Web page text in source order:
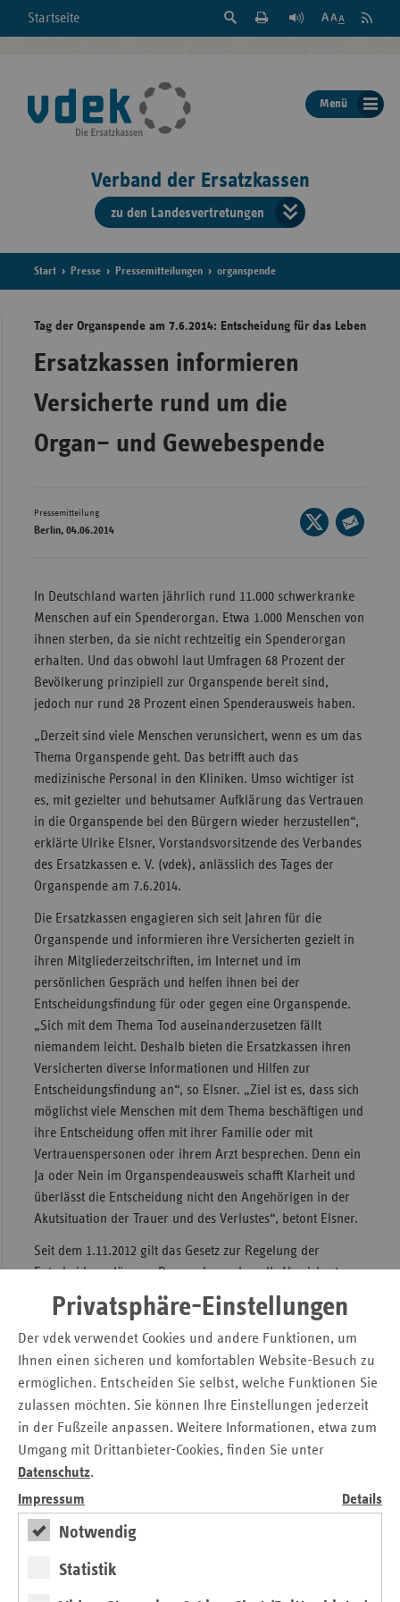
Privatsphäre-Einstellungen
Der vdek verwendet Cookies und andere Funktionen, um
Ihnen einen sicheren und komfortablen Website-Besuch zu
ermöglichen. Entscheiden Sie selbst, welche Funktionen Sie
zulassen möchten. Sie können Ihre Einstellungen jederzeit
in der Fußzeile anpassen. Weitere Informationen, etwa zum
Umgang mit Drittanbieter-Cookies, finden Sie unter
Datenschutz.
Impressum
Details
Notwendig
Statistik
Startseite
Suche
der
Seite
Feed
Menü
Verband der Ersatzkassen
zu den Landesvertretungen
der
Start Presse Pressemitteilungen organspende
Tag der Organspende am 7.6.2014: Entscheidung für das Leben
Ersatzkassen informieren
Versicherte rund um die
Organ– und Gewebespende
Pressemitteilung
Berlin, 04.06.2014
Seite
auf
In Deutschland warten jährlich rund 11.000 schwerkranke
Menschen auf ein Spenderorgan. Etwa 1.000 Menschen von
ihnen sterben, da sie nicht rechtzeitig ein Spenderorgan
erhalten. Und das obwohl laut Umfragen 68 Prozent der
Bevölkerung prinzipiell zur Organspende bereit sind,
jedoch nur rund 28 Prozent einen Spenderausweis haben.
„Derzeit sind viele Menschen verunsichert, wenn es um das
Thema Organspende geht. Das betrifft auch das
medizinische Personal in den Kliniken. Umso wichtiger ist
es, mit gezielter und behutsamer Aufklärung das Vertrauen
in die Organspende bei den Bürgern wieder herzustellen“,
erklärte Ulrike Elsner, Vorstandsvorsitzende des Verbandes
des Ersatzkassen e. V. (vdek), anlässlich des Tages der
Organspende am 7.6.2014.
Die Ersatzkassen engagieren sich seit Jahren für die
Organspende und informieren ihre Versicherten gezielt in
ihren Mitgliederzeitschriften, im Internet und im
persönlichen Gespräch und helfen ihnen bei der
Entscheidungsfindung für oder gegen eine Organspende.
„Sich mit dem Thema Tod auseinanderzusetzen fällt
niemandem leicht. Deshalb bieten die Ersatzkassen ihren
Versicherten diverse Informationen und Hilfen zur
Entscheidungsfindung an“, so Elsner. „Ziel ist es, dass sich
möglichst viele Menschen mit dem Thema beschäftigen und
ihre Entscheidung offen mit ihrer Familie oder mit
Vertrauenspersonen oder ihrem Arzt besprechen. Denn ein
Ja oder Nein im Organspendeausweis schafft Klarheit und
überlässt die Entscheidung nicht den Angehörigen in der
Akutsituation der Trauer und des Verlustes“, betont Elsner.
Seit dem 1.11.2012 gilt das Gesetz zur Regelung der
Entscheidungslösung. Demnach werden alle Versicherten
über 16 Jahre in einem festgelegten Verfahren von ihrer
Krankenkasse über die Organspende informiert und
regelmäßig aufgefordert, eine persönliche Erklärung
abzugeben, ob sie einer Organ- bzw. Gewebespende
zustimmen, nicht zustimmen oder sich nicht erklären
möchten. Die Entscheidung ist freiwillig und kann vom
Versicherten auf dem versandten Organspendeausweis
dokumentiert werden. Die Entscheidung wird von der
jeweiligen Krankenkasse nicht gespeichert und kann vom
Der vdek hat einen umfangreichen
Katalog rund um das Thema Organspende
Pressemitteilung